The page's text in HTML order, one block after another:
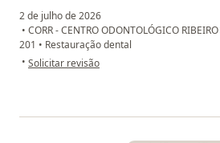
2 de julho de 2026
• CORR - CENTRO ODONTOLÓGICO
201 • Restauração dental
• na opinião do utilizador Ricardo Nóbrega
Solicitar revisão